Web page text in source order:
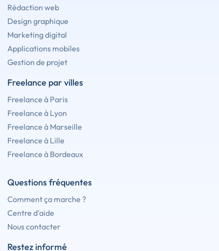
Rédaction web
Design graphique
Marketing digital
Applications mobiles
Gestion de projet
Freelance par villes
Freelance à Paris
Freelance à Lyon
Freelance à Marseille
Freelance à Lille
Freelance à Bordeaux
Questions fréquentes
Comment ça marche ?
Centre d'aide
Nous contacter
Restez informé